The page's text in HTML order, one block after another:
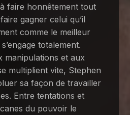
faire honnêtement tout
gagner celui qu’il
comme le meilleur
totalement.
manipulations et aux
multiplient vite, Stephen
sa façon de travailler
Entre tentations et
du pouvoir le